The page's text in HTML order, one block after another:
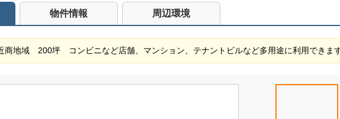
物件情報 周辺環境
地域 200坪 コンビニなど店舗、マンション、テナントビルなど多用途に利用できま